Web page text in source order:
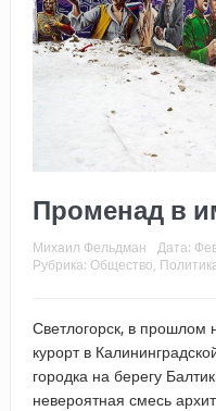
Променад в
Михаил Фельдман Дата:
Рубрика: Общество
Светлогорск, в
курорт в
городка на берегу
невероятная смесь